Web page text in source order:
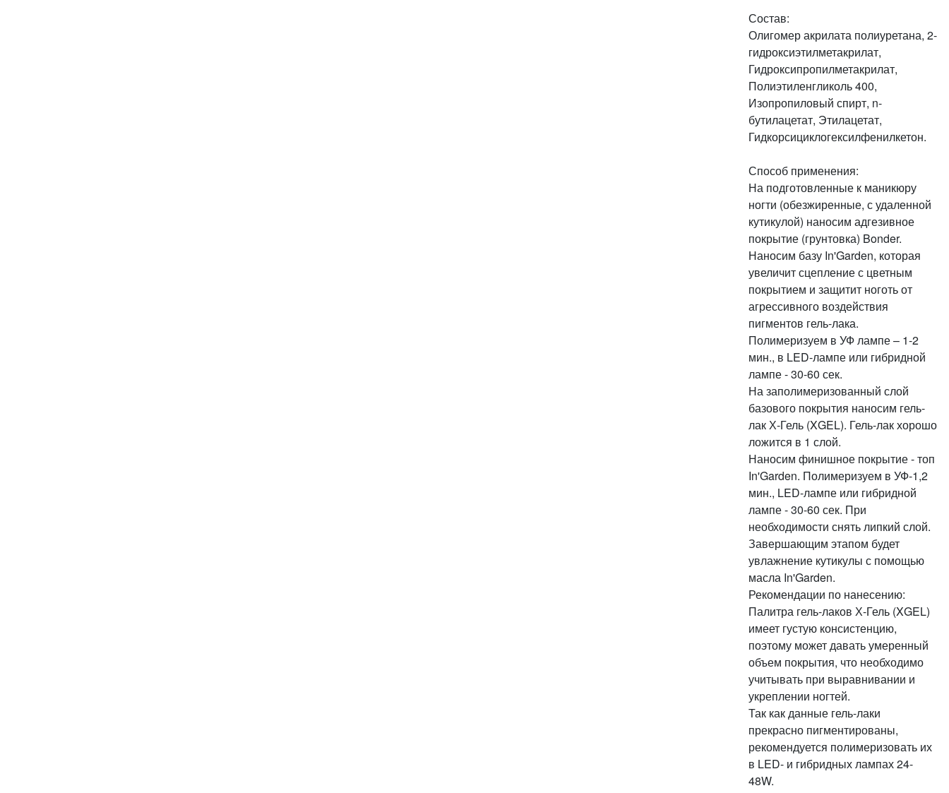
Состав:
Олигомер акрилата полиуретана, 2-
гидроксиэтилметакрилат,
Гидроксипропилметакрилат,
Полиэтиленгликоль 400,
Изопропиловый спирт, n-
бутилацетат, Этилацетат,
Гидкорсициклогексилфенилкетон.
Способ применения:
На подготовленные к маникюру
ногти (обезжиренные, с удаленной
кутикулой) наносим адгезивное
покрытие (грунтовка) Bonder.
Наносим базу In'Garden, которая
увеличит сцепление с цветным
покрытием и защитит ноготь от
агрессивного воздействия
пигментов гель-лака.
Полимеризуем в УФ лампе – 1-2
мин., в LED-лампе или гибридной
лампе - 30-60 сек.
На заполимеризованный слой
базового покрытия наносим гель-
лак Х-Гель (XGEL). Гель-лак хорошо
ложится в 1 слой.
Наносим финишное покрытие - топ
In'Garden. Полимеризуем в УФ-1,2
мин., LED-лампе или гибридной
лампе - 30-60 сек. При
необходимости снять липкий слой.
Завершающим этапом будет
увлажнение кутикулы с помощью
масла In'Garden.
Рекомендации по нанесению:
Палитра гель-лаков Х-Гель (XGEL)
имеет густую консистенцию,
поэтому может давать умеренный
объем покрытия, что необходимо
учитывать при выравнивании и
укреплении ногтей.
Так как данные гель-лаки
прекрасно пигментированы,
рекомендуется полимеризовать их
в LED- и гибридных лампах 24-
48W.